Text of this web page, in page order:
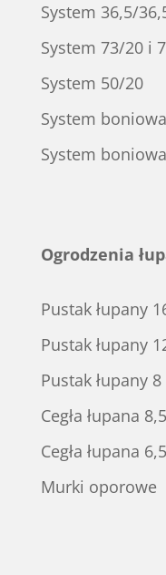
System 36,5/
System 73/20 i
System 50/20
System
System
Ogrodzenia
Pustak łupany
Pustak łupany
Pustak łupany 8
Cegła łupana 8,5
Cegła łupana 6,5
Murki oporowe